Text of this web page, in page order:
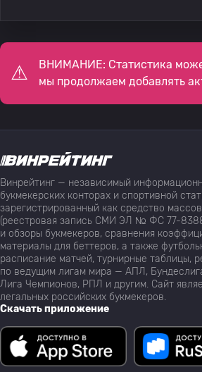
ВНИМАНИЕ: Статистика
мы продолжаем добавлять
Винрейтинг — независимый
букмекерских конторах и спортивной
зарегистрированный как средство
(реестровая запись СМИ ЭЛ № ФС 77-
и обзоры букмекеров, сравнения
материалы для беттеров, а также
расписание матчей, турнирные таблицы,
по ведущим лигам мира — АПЛ,
Лига Чемпионов, РПЛ и другим. Сайт
легальных российских букмекеров.
Скачать приложение